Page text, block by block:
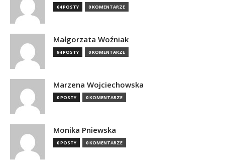
64 POSTY 0 KOMENTARZE
Małgorzata Woźniak
94 POSTY 0 KOMENTARZE
Marzena Wojciechowska
0 POSTY 0 KOMENTARZE
Monika Pniewska
0 POSTY 0 KOMENTARZE